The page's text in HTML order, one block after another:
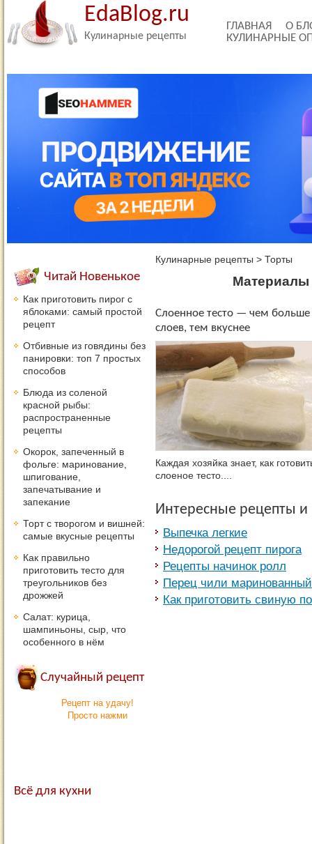
EdaBlog.ru
Кулинарные рецепты
ГЛАВНАЯ
О
КУЛИНАРНЫЕ
Кулинарные рецепты > Торты
Материалы
Слоенное тесто — чем больше
слоев, тем вкуснее
Каждая хозяйка знает, как
слоеное тесто....
Интересные рецепты
Выпечка легкие
Недорогой рецепт пирога
Рецепты начинок ролл
Перец чили маринованный
Как приготовить свиную
Читай Новенькое
Как приготовить пирог с
яблоками: самый простой
рецепт
Отбивные из говядины без
панировки: топ 7 простых
способов
Блюда из соленой
красной рыбы:
распространенные
рецепты
Окорок, запеченный в
фольге: маринование,
шпигование,
запечатывание и
запекание
Торт с творогом и вишней:
самые вкусные рецепты
Как правильно
приготовить тесто для
треугольников без
дрожжей
Салат: курица,
шампиньоны, сыр, что
особенного в нём
Случайный рецепт
Рецепт на удачу!
Просто нажми
Всё для кухни